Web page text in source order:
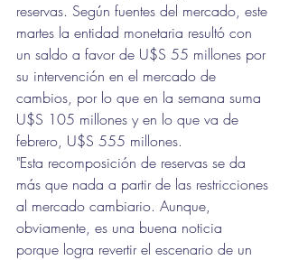
reservas. Según fuentes del mercado, este
martes la entidad monetaria resultó con
un saldo a favor de U$S 55 millones por
su intervención en el mercado de
cambios, por lo que en la semana suma
U$S 105 millones y en lo que va de
febrero, U$S 555 millones.
"Esta recomposición de reservas se da
más que nada a partir de las restricciones
al mercado cambiario. Aunque,
obviamente, es una buena noticia
porque logra revertir el escenario de un